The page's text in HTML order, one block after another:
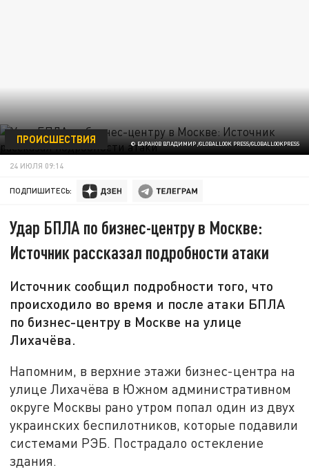
© БАРАНОВ ВЛАДИМИР /GLOBALLOOK PRESS/GLOBALLOOKPRESS
ПРОИСШЕСТВИЯ
24 ИЮЛЯ 09:14
ПОДПИШИТЕСЬ:
Удар БПЛА по бизнес-центру в Москве:
Источник рассказал подробности атаки
Источник сообщил подробности того, что
происходило во время и после атаки БПЛА
по бизнес-центру в Москве на улице
Лихачёва.
Напомним, в верхние этажи бизнес-центра на
улице Лихачёва в Южном административном
округе Москвы рано утром попал один из двух
украинских беспилотников, которые подавили
системами РЭБ. Пострадало остекление
здания.